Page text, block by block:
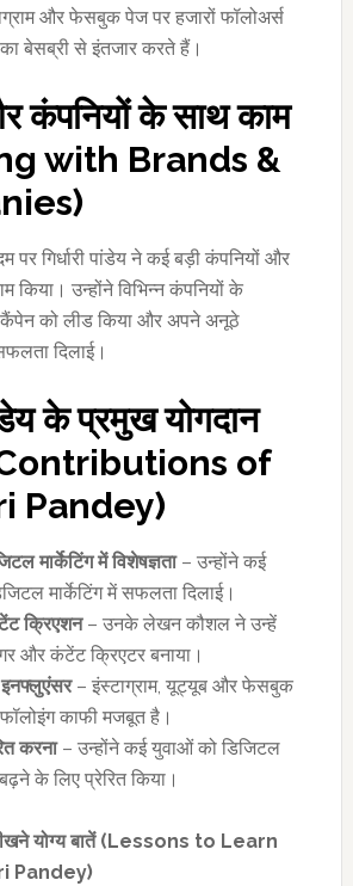
और फेसबुक पेज पर हजारों फॉलोअर्स
बेसब्री से इंतजार करते हैं।
कंपनियों के साथ काम
with Brands &
पर गिर्धारी पांडेय ने कई बड़ी कंपनियों और
किया। उन्होंने विभिन्न कंपनियों के
कैंपेन को लीड किया और अपने अनूठे
दिलाई।
के प्रमुख योगदान
of
Pandey)
मार्केटिंग में विशेषज्ञता– उन्होंने कई
मार्केटिंग में सफलता दिलाई।
क्रिएशन– उनके लेखन कौशल ने उन्हें
और कंटेंट क्रिएटर बनाया।
इनफ्लुएंसर– इंस्टाग्राम, यूट्यूब और फेसबुक
काफी मजबूत है।
करना– उन्होंने कई युवाओं को डिजिटल
के लिए प्रेरित किया।
योग्य बातें (Lessons to Learn
Pandey)